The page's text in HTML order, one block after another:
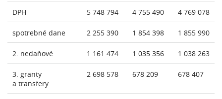
DPH 5 748 794 4 755 490 4 769 078
spotrebné dane 2 255 390 1 854 398 1 855 990
2. nedaňové 1 161 474 1 035 356 1 038 263
3. granty
a transfery
2 698 578 678 209 678 407